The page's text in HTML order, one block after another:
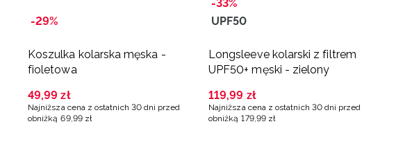
-29%
Koszulka kolarska męska -
fioletowa
49,99 zł
Najniższa cena z ostatnich 30 dni przed
obniżką 69,99 zł
-33%
UPF50
Longsleeve kolarski z filtrem
UPF50+ męski - zielony
119,99 zł
Najniższa cena z ostatnich 30 dni przed
obniżką 179,99 zł